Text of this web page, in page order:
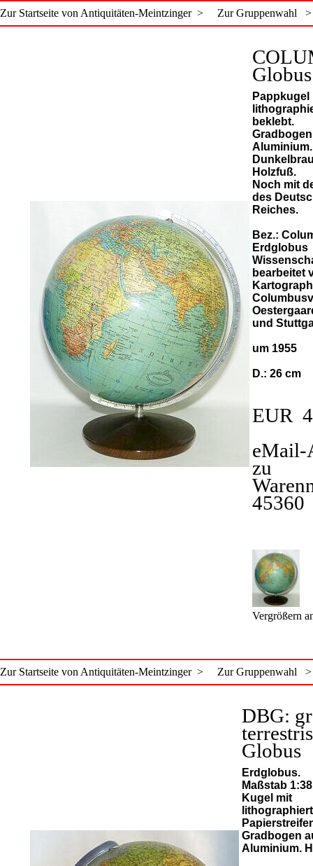
Zur Startseite von Antiquitäten-Meintzinger > Zur Gruppenwahl >
Globus
Pappkugel
beklebt.
Aluminium.
Holzfuß.
Noch mit
des
Reiches.
Bez.:
Erdglobus
bearbeitet
und
um 1955
D.: 26 cm
EUR
eMail-
zu
45360
Vergrößern
Zur Startseite von Antiquitäten-Meintzinger > Zur Gruppenwahl >
DBG:
Globus
Erdglobus.
Maßstab
Kugel mit
Gradbogen
Aluminium.